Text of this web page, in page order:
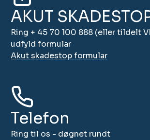
AKUT
Ring + 45 70 100 888 (eller tildelt
udfyld formular
Akut skadestop formular
Telefon
Ring til os - døgnet rundt